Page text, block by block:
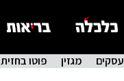
עסקים מגזין פוטו בחזית